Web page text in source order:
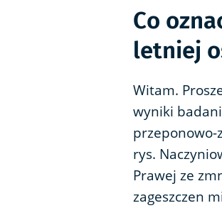
Co
letniej
Witam.
wyniki
przeponowo-
rys.
Prawej ze
zageszczen